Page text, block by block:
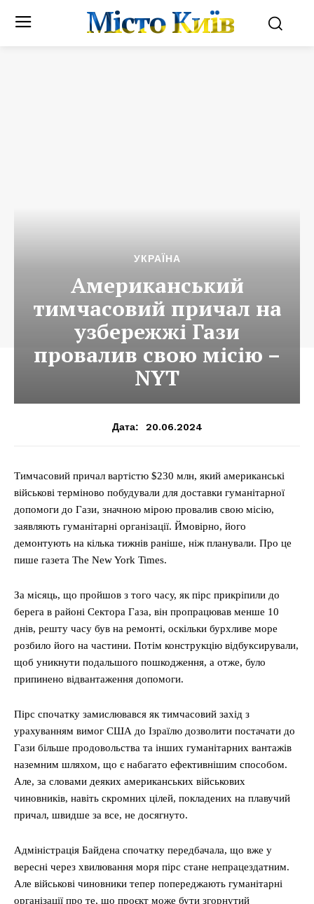
Місто Київ
УКРАЇНА
Американський
тимчасовий причал на
узбережжі Гази
провалив свою місію –
NYT
Дата: 20.06.2024
Тимчасовий причал вартістю $230 млн, який американські
військові терміново побудували для доставки гуманітарної
допомоги до Гази, значною мірою провалив свою місію,
заявляють гуманітарні організації. Ймовірно, його
демонтують на кілька тижнів раніше, ніж планували. Про це
пише газета The New York Times.
За місяць, що пройшов з того часу, як пірс прикріпили до
берега в районі Сектора Газа, він пропрацював менше 10
днів, решту часу був на ремонті, оскільки бурхливе море
розбило його на частини. Потім конструкцію відбуксирували,
щоб уникнути подальшого пошкодження, а отже, було
припинено відвантаження допомоги.
Пірс спочатку замислювався як тимчасовий захід з
урахуванням вимог США до Ізраїлю дозволити постачати до
Гази більше продовольства та інших гуманітарних вантажів
наземним шляхом, що є набагато ефективнішим способом.
Але, за словами деяких американських військових
чиновників, навіть скромних цілей, покладених на плавучий
причал, швидше за все, не досягнуто.
Адміністрація Байдена спочатку передбачала, що вже у
вересні через хвилювання моря пірс стане непрацездатним.
Але військові чиновники тепер попереджають гуманітарні
організації про те, що проєкт може бути згорнутий